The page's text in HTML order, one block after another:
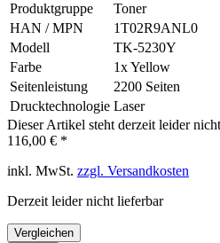
Produktgruppe
Toner
HAN / MPN
1T02R9ANL0
Modell
TK-5230Y
Farbe
1x Yellow
Seitenleistung
2200 Seiten
Drucktechnologie Laser
Dieser Artikel steht derzeit leider
116,00 € *
inkl. MwSt. zzgl. Versandkosten
Derzeit leider nicht lieferbar
Vergleichen